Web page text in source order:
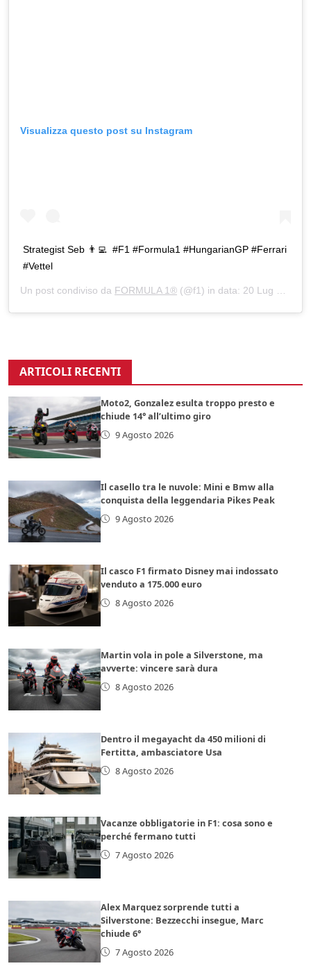
Visualizza questo post su Instagram
Strategist Seb 👨‍💻⁣ ⁣ #F1 #Formula1 #HungarianGP #Ferrari
#Vettel
Un post condiviso da FORMULA 1® (@f1) in data: 20 Lug 2020 alle ore 3:43 PDT
ARTICOLI RECENTI
Moto2, Gonzalez esulta troppo presto e
chiude 14° all’ultimo giro
9 Agosto 2026
Il casello tra le nuvole: Mini e Bmw alla
conquista della leggendaria Pikes Peak
9 Agosto 2026
Il casco F1 firmato Disney mai indossato
venduto a 175.000 euro
8 Agosto 2026
Martin vola in pole a Silverstone, ma
avverte: vincere sarà dura
8 Agosto 2026
Dentro il megayacht da 450 milioni di
Fertitta, ambasciatore Usa
8 Agosto 2026
Vacanze obbligatorie in F1: cosa sono e
perché fermano tutti
7 Agosto 2026
Alex Marquez sorprende tutti a
Silverstone: Bezzecchi insegue, Marc
chiude 6°
7 Agosto 2026